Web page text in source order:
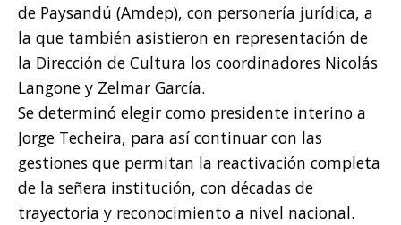
de Paysandú (Amdep), con personería jurídica, a
la que también asistieron en representación de
la Dirección de Cultura los coordinadores Nicolás
Langone y Zelmar García.
Se determinó elegir como presidente interino a
Jorge Techeira, para así continuar con las
gestiones que permitan la reactivación completa
de la señera institución, con décadas de
trayectoria y reconocimiento a nivel nacional.